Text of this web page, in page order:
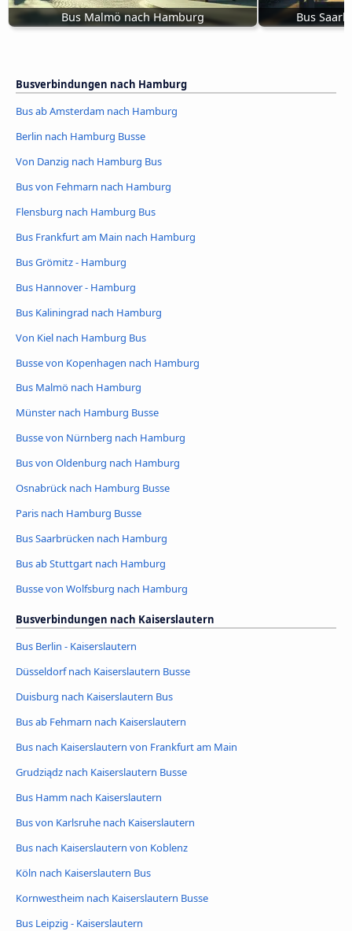
Bus Malmö nach Hamburg Bus
Busverbindungen nach Hamburg
Bus ab Amsterdam nach Hamburg
Berlin nach Hamburg Busse
Von Danzig nach Hamburg Bus
Bus von Fehmarn nach Hamburg
Flensburg nach Hamburg Bus
Bus Frankfurt am Main nach Hamburg
Bus Grömitz - Hamburg
Bus Hannover - Hamburg
Bus Kaliningrad nach Hamburg
Von Kiel nach Hamburg Bus
Busse von Kopenhagen nach Hamburg
Bus Malmö nach Hamburg
Münster nach Hamburg Busse
Busse von Nürnberg nach Hamburg
Bus von Oldenburg nach Hamburg
Osnabrück nach Hamburg Busse
Paris nach Hamburg Busse
Bus Saarbrücken nach Hamburg
Bus ab Stuttgart nach Hamburg
Busse von Wolfsburg nach Hamburg
Busverbindungen nach Kaiserslautern
Bus Berlin - Kaiserslautern
Düsseldorf nach Kaiserslautern Busse
Duisburg nach Kaiserslautern Bus
Bus ab Fehmarn nach Kaiserslautern
Bus nach Kaiserslautern von Frankfurt am Main
Grudziądz nach Kaiserslautern Busse
Bus Hamm nach Kaiserslautern
Bus von Karlsruhe nach Kaiserslautern
Bus nach Kaiserslautern von Koblenz
Köln nach Kaiserslautern Bus
Kornwestheim nach Kaiserslautern Busse
Bus Leipzig - Kaiserslautern